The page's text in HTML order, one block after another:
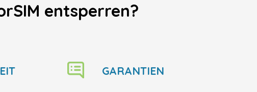
entsperren?
GARANTIEN